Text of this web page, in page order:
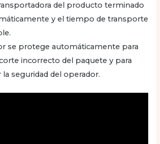
del producto terminado
y el tiempo de transporte
se protege automáticamente para
incorrecto del paquete y para
la seguridad del operador.